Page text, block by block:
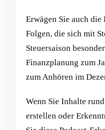
Erwägen Sie auch
Folgen, die sich mit
Steuersaison
Finanzplanung zum
zum Anhören im
Wenn Sie Inhalte
erstellen oder